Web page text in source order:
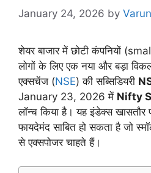
January 24, 2026 by
शेयर बाजार में छोटी कंपनियों
लोगों के लिए एक नया और बड़ा
एक्सचेंज (NSE) की सब्सिडियरी
January 23, 2026 में Nifty
लॉन्च किया है। यह इंडेक्स
फायदेमंद साबित हो सकता है जो
से एक्सपोजर चाहते हैं।